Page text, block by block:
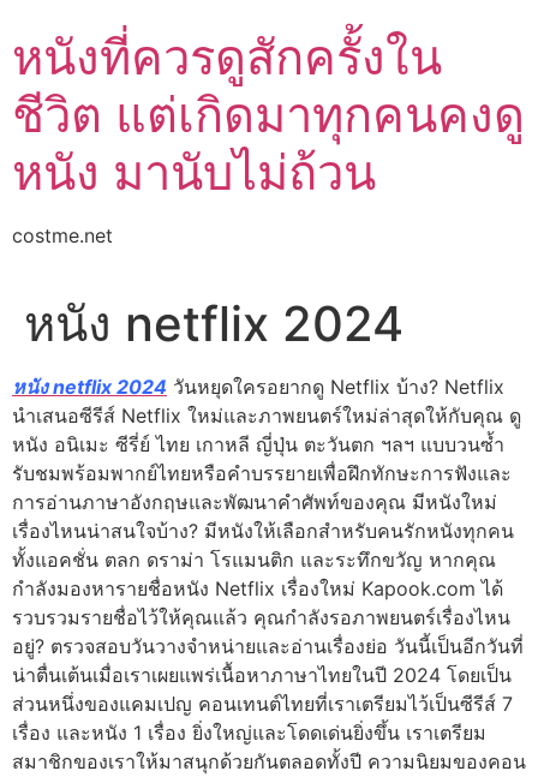
to
content
หนังที่ควรดูสักครั้งใน
ชีวิต แต่เกิดมาทุกคนคงดู
หนัง มานับไม่ถ้วน
costme.net
หนัง netflix 2024
หนัง netflix 2024 วันหยุดใครอยากดู Netflix บ้าง? Netflix
นำเสนอซีรีส์ Netflix ใหม่และภาพยนตร์ใหม่ล่าสุดให้กับคุณ ดู
หนัง อนิเมะ ซีรี่ย์ ไทย เกาหลี ญี่ปุ่น ตะวันตก ฯลฯ แบบวนซ้ำ
รับชมพร้อมพากย์ไทยหรือคำบรรยายเพื่อฝึกทักษะการฟังและ
การอ่านภาษาอังกฤษและพัฒนาคำศัพท์ของคุณ มีหนังใหม่
เรื่องไหนน่าสนใจบ้าง? มีหนังให้เลือกสำหรับคนรักหนังทุกคน
ทั้งแอคชั่น ตลก ดราม่า โรแมนติก และระทึกขวัญ หากคุณ
กำลังมองหารายชื่อหนัง Netflix เรื่องใหม่ Kapook.com ได้
รวบรวมรายชื่อไว้ให้คุณแล้ว คุณกำลังรอภาพยนตร์เรื่องไหน
อยู่? ตรวจสอบวันวางจำหน่ายและอ่านเรื่องย่อ วันนี้เป็นอีกวันที่
น่าตื่นเต้นเมื่อเราเผยแพร่เนื้อหาภาษาไทยในปี 2024 โดยเป็น
ส่วนหนึ่งของแคมเปญ คอนเทนต์ไทยที่เราเตรียมไว้เป็นซีรีส์ 7
เรื่อง และหนัง 1 เรื่อง ยิ่งใหญ่และโดดเด่นยิ่งขึ้น เราเตรียม
สมาชิกของเราให้มาสนุกด้วยกันตลอดทั้งปี ความนิยมของคอน